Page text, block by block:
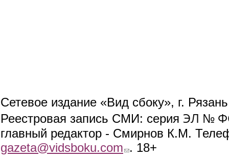
Сетевое издание «Вид сбоку», г.
Реестровая запись СМИ: серия ЭЛ №
главный редактор - Смирнов К.М.
gazeta@vidsboku.com (link sends e-mail)
. 18+